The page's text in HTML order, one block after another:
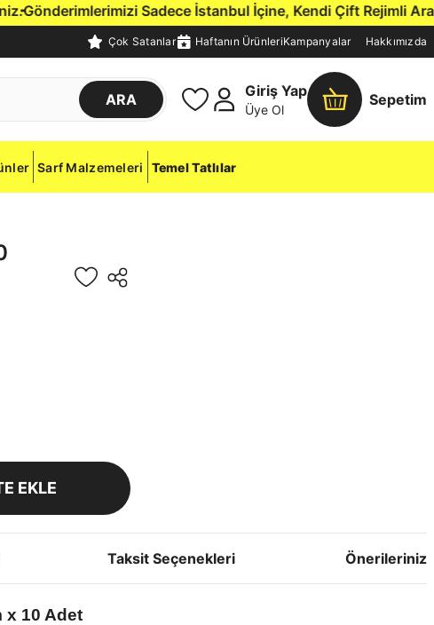
Gönderimlerimizi Sadece İstanbul İçine, Kendi Çift Rejimli
Çok Satanlar Haftanın ÜrünleriKampanyalar Hakkımızda
ARA
Giriş Yap
Üye Ol
Sepetim
Sarf Malzemeleri Temel Tatlılar
EKLE
Taksit Seçenekleri Önerileriniz
x 10 Adet